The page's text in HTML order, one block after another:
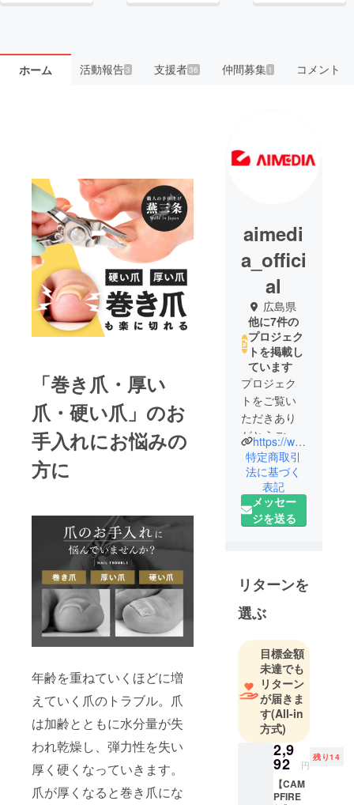
ホーム 活動報告3 支援者36 仲間募集 1 コメント
「巻き爪・厚い
爪・硬い爪」のお
手入れにお悩みの
方に
年齢を重ねていくほどに増
えていく爪のトラブル。爪
は加齢とともに水分量が失
われ乾燥し、弾力性を失い
厚く硬くなっていきます。
爪が厚くなると巻き爪にな
aimedi
a_offici
al
広島県
他に7件の
プロジェク
トを掲載し
ています
プロジェク
トをご覧い
ただきあり
がとうござ
います
当社は生活
雑貨のメー
カーとして
創業47年に
は年間約100
アイテム以
上ございま
プロジェク
トの応援、
よろしくお
願いしま
す。
https://www.aimedia.co.jp/
特定商取引
法に基づく
表記
メッセー
ジを送る
リターンを
選ぶ
目標金額
未達でも
リターン
が届きま
す(All-in
方式)
2,9
92 円
残り14
【CAM
PFIRE